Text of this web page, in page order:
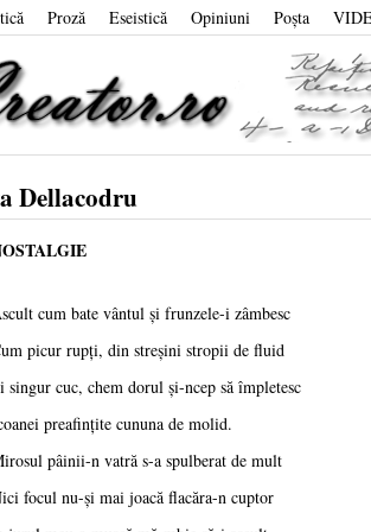
Proză Eseistică Opiniuni Poşta
Dellacodru
cum bate vântul şi frunzele-i zâmbesc
picur rupţi, din streşini stropii de fluid
singur cuc, chem dorul şi-ncep să împletesc
preafinţite cununa de molid.
pâinii-n vatră s-a spulberat de mult
focul nu-şi mai joacă flacăra-n cuptor